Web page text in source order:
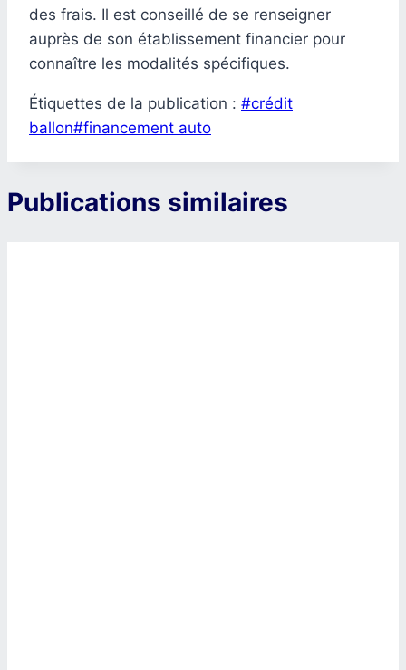
des frais. Il est conseillé de se renseigner
auprès de son établissement financier pour
connaître les modalités spécifiques.
Étiquettes de la publication : #crédit
ballon#financement auto
Publications similaires